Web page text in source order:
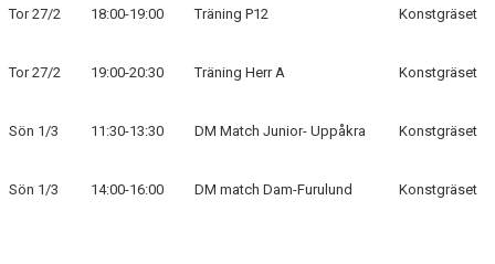
Tor 27/2 18:00-19:00 Träning P12 Konstgräset
Tor 27/2 19:00-20:30 Träning Herr A Konstgräset
Sön 1/3 11:30-13:30 DM Match Junior- Uppåkra Konstgräset
Sön 1/3 14:00-16:00 DM match Dam-Furulund Konstgräset